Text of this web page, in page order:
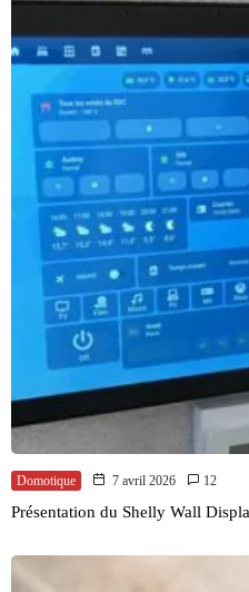
Domotique 7 avril 2026 12
Présentation du Shelly Wall